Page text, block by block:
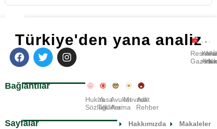
Türkiye'den yana analiz
Bağlantılar
Hukuk
Sözlüğü
Yasa
Teklifleri
Avukat
Arama
Mevzuat
Adli
Rehber
Resmi
Gazete
Sayfalar
Hakkımızda
Makaleler